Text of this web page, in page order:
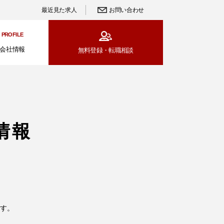
最近見た求人 お問い合わせ
PROFILE
会社情報 無料登録・転職相談
報
。